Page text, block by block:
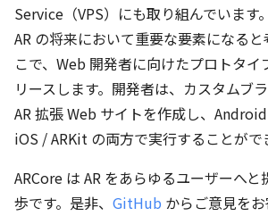
Service（VPS）にも取り組んでいます
AR の将来において重要な要素になる
こで、Web 開発者に向けたプロトタイ
リースします。開発者は、カスタムブ
AR 拡張 Web サイトを作成し、
iOS / ARKit の両方で実行することがで
ARCore は AR をあらゆるユーザーへ
歩です。是非、 GitHub からご意見を